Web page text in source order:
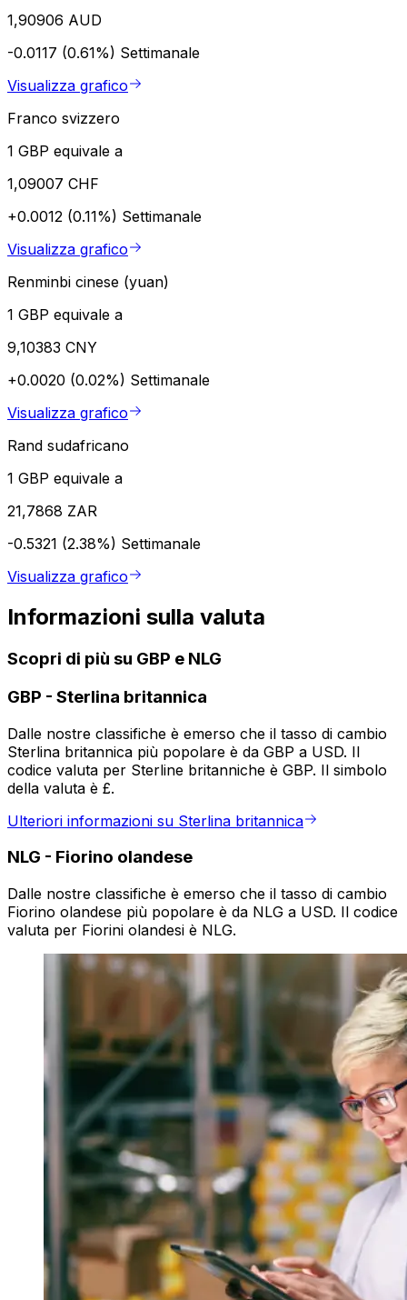
1,90906 AUD
-0.0117 (0.61%) Settimanale
Visualizza grafico
Franco svizzero
1 GBP equivale a
1,09007 CHF
+0.0012 (0.11%) Settimanale
Visualizza grafico
Renminbi cinese (yuan)
1 GBP equivale a
9,10383 CNY
+0.0020 (0.02%) Settimanale
Visualizza grafico
Rand sudafricano
1 GBP equivale a
21,7868 ZAR
-0.5321 (2.38%) Settimanale
Visualizza grafico
Informazioni sulla valuta
Scopri di più su GBP e NLG
GBP - Sterlina britannica
Dalle nostre classifiche è emerso che il tasso di cambio
Sterlina britannica più popolare è da GBP a USD. Il
codice valuta per Sterline britanniche è GBP. Il simbolo
della valuta è £.
Ulteriori informazioni su Sterlina britannica
NLG - Fiorino olandese
Dalle nostre classifiche è emerso che il tasso di cambio
Fiorino olandese più popolare è da NLG a USD. Il codice
valuta per Fiorini olandesi è NLG.